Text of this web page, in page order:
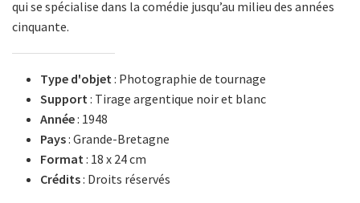
qui se spécialise dans la comédie jusqu’au milieu des années
cinquante.
Type d'objet : Photographie de tournage
Support : Tirage argentique noir et blanc
Année: 1948
Pays: Grande-Bretagne
Format : 18 x 24 cm
Crédits: Droits réservés